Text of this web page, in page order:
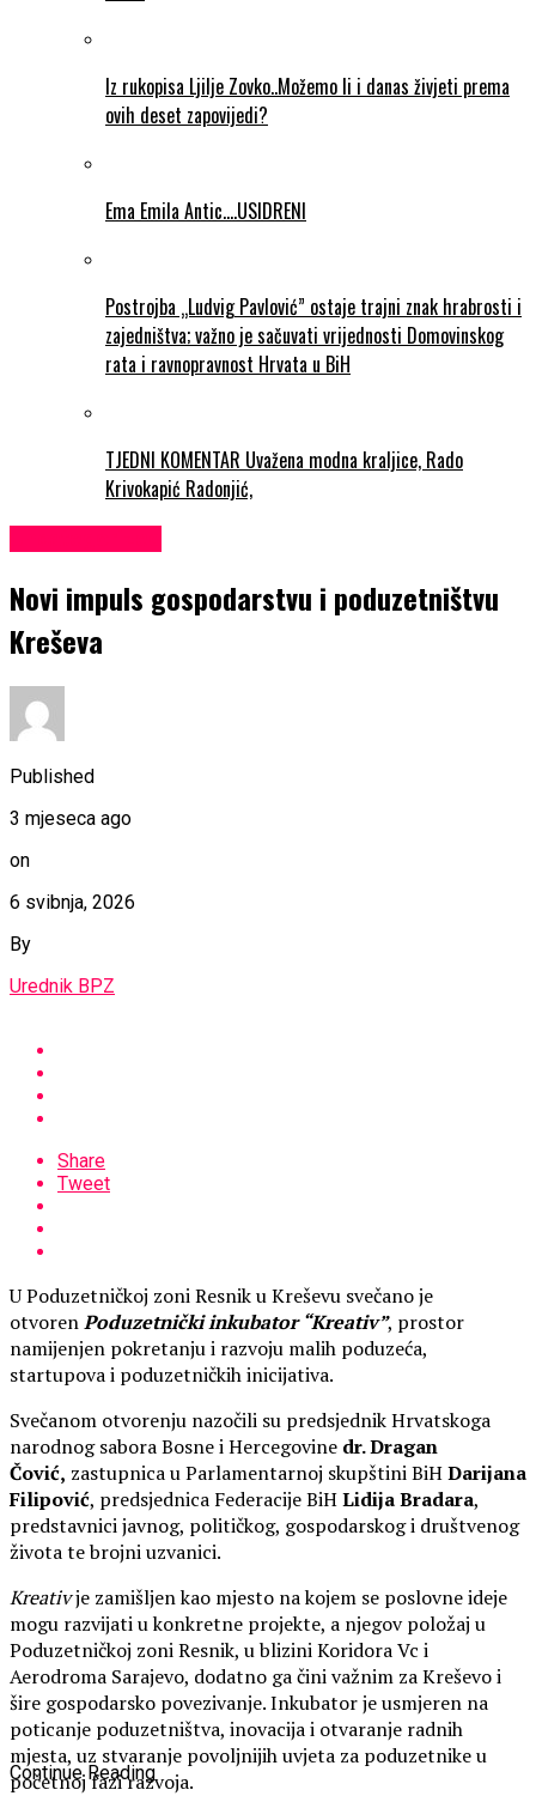
Iz rukopisa Ljilje Zovko..Možemo li i danas živjeti prema
ovih deset zapovijedi?
Ema Emila Antic….USIDRENI
Postrojba „Ludvig Pavlović” ostaje trajni znak hrabrosti i
zajedništva; važno je sačuvati vrijednosti Domovinskog
rata i ravnopravnost Hrvata u BiH
TJEDNI KOMENTAR Uvažena modna kraljice, Rado
Krivokapić Radonjić,
Novi impuls gospodarstvu i poduzetništvu
Kreševa
Published
3 mjeseca ago
on
6 svibnja, 2026
By
Urednik BPZ
Share
Tweet
U Poduzetničkoj zoni Resnik u Kreševu svečano je
otvorenPoduzetnički inkubator “Kreativ”, prostor
namijenjen pokretanju i razvoju malih poduzeća,
startupova i poduzetničkih inicijativa.
Svečanom otvorenju nazočili su predsjednik Hrvatskoga
narodnog sabora Bosne i Hercegovine dr. Dragan
Čović, zastupnica u Parlamentarnoj skupštini BiHDarijana
Filipović, predsjednica Federacije BiHLidija Bradara,
predstavnici javnog, političkog, gospodarskog i društvenog
života te brojni uzvanici.
Kreativje zamišljen kao mjesto na kojem se poslovne ideje
mogu razvijati u konkretne projekte, a njegov položaj u
Poduzetničkoj zoni Resnik, u blizini Koridora Vc i
Aerodroma Sarajevo, dodatno ga čini važnim za Kreševo i
šire gospodarsko povezivanje. Inkubator je usmjeren na
poticanje poduzetništva, inovacija i otvaranje radnih
mjesta, uz stvaranje povoljnijih uvjeta za poduzetnike u
početnoj fazi razvoja.
Continue Reading